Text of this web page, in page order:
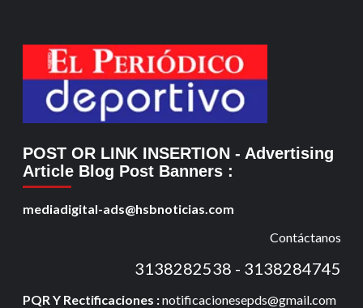
POST OR LINK INSERTION - Advertising
Article Blog Post Banners :
mediadigital-ads@hsbnoticias.com
Contáctanos
3138282538 - 3138284745
PQR Y Rectificaciones :notificacionesepds@gmail.com